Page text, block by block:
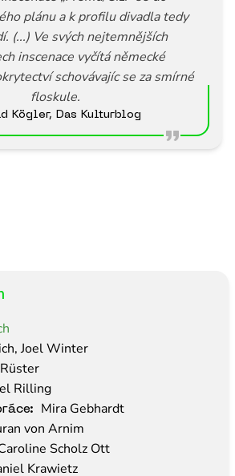
plánu a k profilu divadla tedy
(...) Ve svých nejtemnějších
inscenace vyčítá německé
schovávajíc se za smírné
floskule.
Kögler, Das Kulturblog
Joel Winter
Rilling
Mira Gebhardt
von Arnim
Scholz Ott
Krawietz